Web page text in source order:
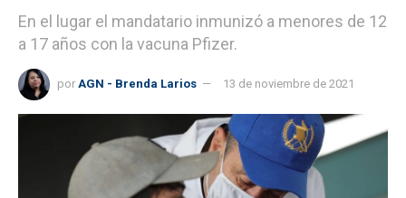
En el lugar el mandatario inmunizó a menores de 12
a 17 años con la vacuna Pfizer.
por AGN - Brenda Larios 13 de noviembre de 2021